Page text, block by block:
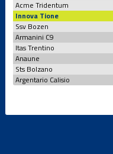
Acme Tridentum
Innova Tione
Ssv Bozen
Armanini C9
Itas Trentino
Anaune
Sts Bolzano
Argentario Calisio